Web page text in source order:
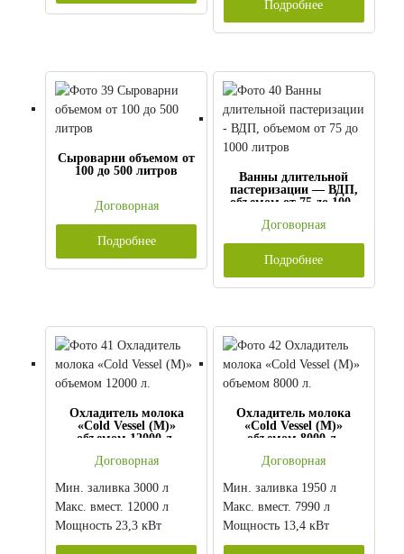
Подробнее
Сыроварни объемом от
100 до 500 литров
Договорная
Подробнее
Ванны длительной
пастеризации — ВДП,
объемом от 75 до 1000
Договорная
Подробнее
Охладитель молока
«Cold Vessel (M)»
объемом 12000 л.
Договорная
Мин. заливка 3000 л
Макс. вмест. 12000 л
Мощность 23,3 кВт
Охладитель молока
«Cold Vessel (M)»
объемом 8000 л.
Договорная
Мин. заливка 1950 л
Макс. вмест. 7990 л
Мощность 13,4 кВт